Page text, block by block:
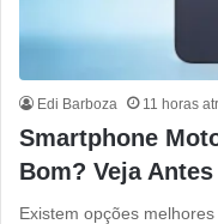
Edi Barboza 11 horas
Smartphone
Bom? Veja
Existem opções